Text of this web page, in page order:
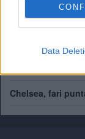
Data
Alonso vuole
richiesta
Palace, rinnova
Chelsea, fari